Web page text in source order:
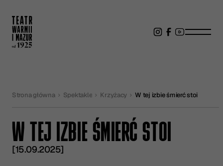
Strona główna Spektakle Krzyżacy W tej izbie śmierć stoi
W TEJ IZBIE ŚMIERĆ STOI
[15.09.2025]